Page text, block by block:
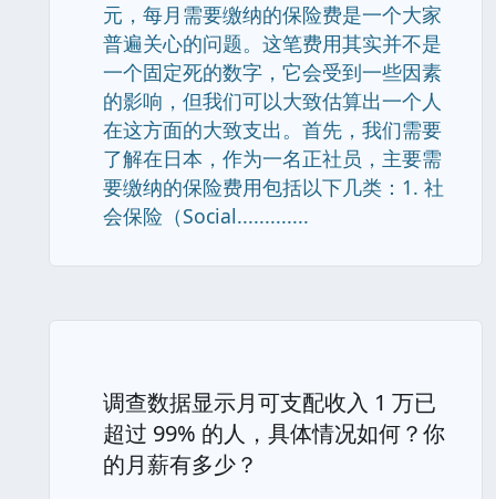
元，每月需要缴纳的保险费是一个大家
普遍关心的问题。这笔费用其实并不是
一个固定死的数字，它会受到一些因素
的影响，但我们可以大致估算出一个人
在这方面的大致支出。首先，我们需要
了解在日本，作为一名正社员，主要需
要缴纳的保险费用包括以下几类：1. 社
会保险（Social.............
调查数据显示月可支配收入 1 万已
超过 99% 的人，具体情况如何？你
的月薪有多少？